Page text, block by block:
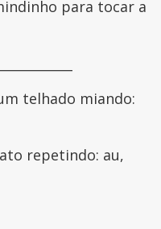
para tocar a
telhado miando:
repetindo: au,